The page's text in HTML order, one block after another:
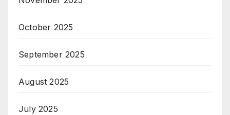
October 2025
September 2025
August 2025
July 2025